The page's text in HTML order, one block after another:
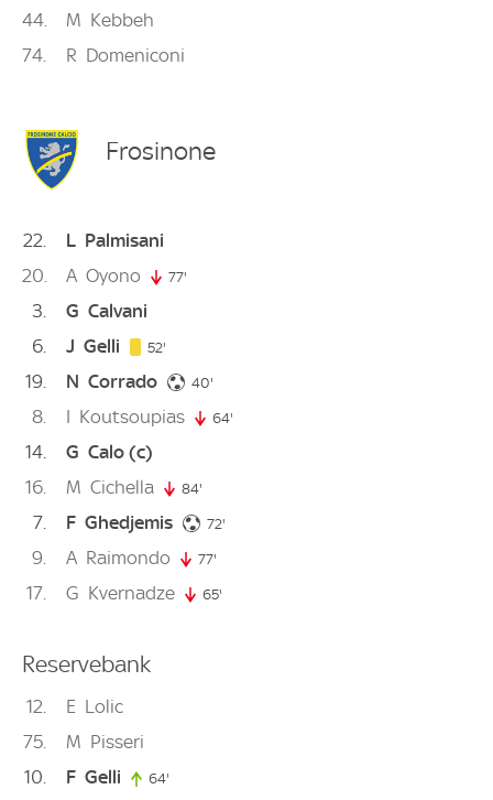
44 M Kebbeh
74
R Domeniconi
Frosinone
22 L Palmisani
20
A Oyono 77'
3 G Calvani
6
J Gelli 52'
19 N Corrado 40'
8 I Koutsoupias 64'
14 G Calo (c)
16
M Cichella 84'
7 F Ghedjemis 72'
9 A Raimondo 77'
17 G Kvernadze 65'
Reservebank
12 E Lolic
75
M Pisseri
10
F Gelli 64'